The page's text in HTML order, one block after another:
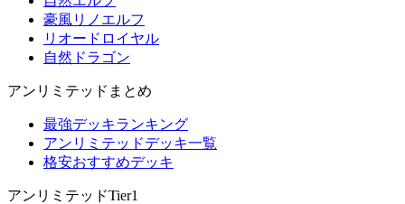
豪風リノエルフ
リオードロイヤル
自然ドラゴン
アンリミテッドまとめ
最強デッキランキング
アンリミテッドデッキ一覧
格安おすすめデッキ
アンリミテッドTier1